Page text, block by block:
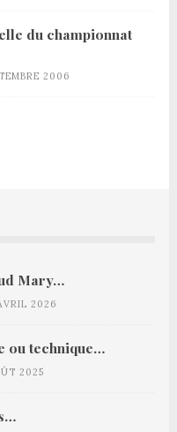
du championnat
2006
Mary…
2026
ou technique…
2025